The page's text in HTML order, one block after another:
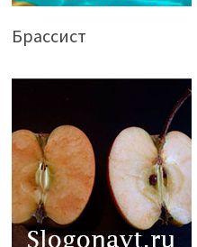
Брассист